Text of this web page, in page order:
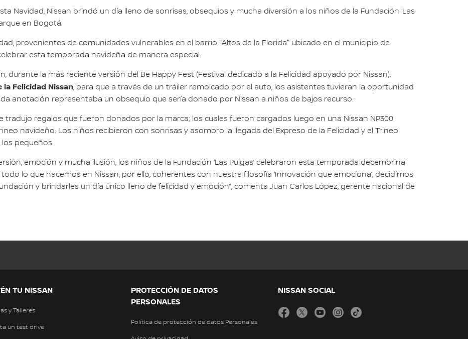
Navidad, Nissan brindó un día lleno de sonrisas, obsequios y mucha diversión a los niños de la Fundación ‘Las
en Bogotá.
provenientes de comunidades vulnerables en el barrio "Altos de la Florida" ubicado en el municipio de
esta temporada navideña de manera especial.
durante la más reciente versión del Be Happy Fest (Festival dedicado a la Felicidad apoyado por Nissan),
la Felicidad Nissan, para que a través de un tráiler remolcado por el auto, los asistentes tuvieran la oportunidad
anotación representaba un obsequio que sería donado por Nissan a niños de bajos recurso.
tradujo regalos que fueron donados por la marca; los cuales fueron cargados luego en una Nissan NP300
navideño. Los niños recibieron con sonrisas y asombro la llegada del Expreso de la Felicidad y el Trineo
pequeños.
emoción y mucha ilusión, los niños de la Fundación ‘Las Pulgas’ celebraron esta temporada decembrina
lo que hacemos en Nissan, por ello, coherentes con nuestra filosofía ‘Innovación que emociona’, decidimos
y brindarles un día único lleno de felicidad y emoción”, comenta Juan Carlos López, gerente nacional de
TU NISSAN
y Talleres
un test drive
PROTECCIÓN DE DATOS
PERSONALES
Política de protección de datos Personales
NISSAN SOCIAL
facebooktwitteryoutubeinstagram
tiktok